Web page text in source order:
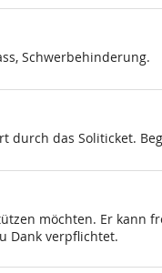
Schwerbehinderung.
durch das Soliticket.
möchten. Er kann
Dank verpflichtet.